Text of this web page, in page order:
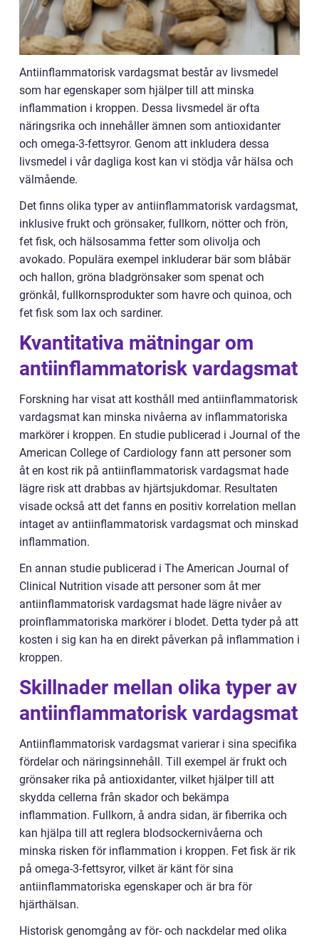
Antiinflammatorisk vardagsmat består av livsmedel
som har egenskaper som hjälper till att minska
inflammation i kroppen. Dessa livsmedel är ofta
näringsrika och innehåller ämnen som antioxidanter
och omega-3-fettsyror. Genom att inkludera dessa
livsmedel i vår dagliga kost kan vi stödja vår hälsa och
välmående.
Det finns olika typer av antiinflammatorisk vardagsmat,
inklusive frukt och grönsaker, fullkorn, nötter och frön,
fet fisk, och hälsosamma fetter som olivolja och
avokado. Populära exempel inkluderar bär som blåbär
och hallon, gröna bladgrönsaker som spenat och
grönkål, fullkornsprodukter som havre och quinoa, och
fet fisk som lax och sardiner.
Kvantitativa mätningar om
antiinflammatorisk vardagsmat
Forskning har visat att kosthåll med antiinflammatorisk
vardagsmat kan minska nivåerna av inflammatoriska
markörer i kroppen. En studie publicerad i Journal of the
American College of Cardiology fann att personer som
åt en kost rik på antiinflammatorisk vardagsmat hade
lägre risk att drabbas av hjärtsjukdomar. Resultaten
visade också att det fanns en positiv korrelation mellan
intaget av antiinflammatorisk vardagsmat och minskad
inflammation.
En annan studie publicerad i The American Journal of
Clinical Nutrition visade att personer som åt mer
antiinflammatorisk vardagsmat hade lägre nivåer av
proinflammatoriska markörer i blodet. Detta tyder på att
kosten i sig kan ha en direkt påverkan på inflammation i
kroppen.
Skillnader mellan olika typer av
antiinflammatorisk vardagsmat
Antiinflammatorisk vardagsmat varierar i sina specifika
fördelar och näringsinnehåll. Till exempel är frukt och
grönsaker rika på antioxidanter, vilket hjälper till att
skydda cellerna från skador och bekämpa
inflammation. Fullkorn, å andra sidan, är fiberrika och
kan hjälpa till att reglera blodsockernivåerna och
minska risken för inflammation i kroppen. Fet fisk är rik
på omega-3-fettsyror, vilket är känt för sina
antiinflammatoriska egenskaper och är bra för
hjärthälsan.
Historisk genomgång av för- och nackdelar med olika